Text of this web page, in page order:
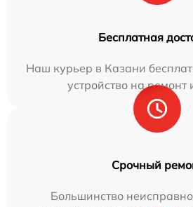
Бесплатная
Наш курьер в Казани
устройство на ремонт
Срочный
Большинство